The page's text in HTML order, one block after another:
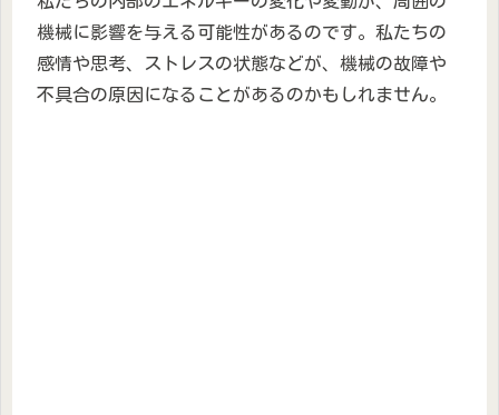
機械に影響を与える可能性があるのです。私たちの
感情や思考、ストレスの状態などが、機械の故障や
不具合の原因になることがあるのかもしれません。